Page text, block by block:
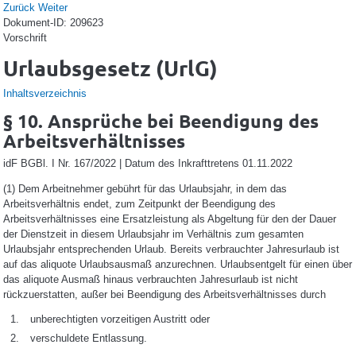
Zurück Weiter
Dokument-ID: 209623
Vorschrift
Urlaubsgesetz (UrlG)
Inhaltsverzeichnis
§ 10. Ansprüche bei Beendigung des
Arbeitsverhältnisses
idF BGBl. I Nr. 167/2022 | Datum des Inkrafttretens 01.11.2022
(1) Dem Arbeitnehmer gebührt für das Urlaubsjahr, in dem das
Arbeitsverhältnis endet, zum Zeitpunkt der Beendigung des
Arbeitsverhältnisses eine Ersatzleistung als Abgeltung für den der Dauer
der Dienstzeit in diesem Urlaubsjahr im Verhältnis zum gesamten
Urlaubsjahr entsprechenden Urlaub. Bereits verbrauchter Jahresurlaub ist
auf das aliquote Urlaubsausmaß anzurechnen. Urlaubsentgelt für einen über
das aliquote Ausmaß hinaus verbrauchten Jahresurlaub ist nicht
rückzuerstatten, außer bei Beendigung des Arbeitsverhältnisses durch
unberechtigten vorzeitigen Austritt oder
verschuldete Entlassung.